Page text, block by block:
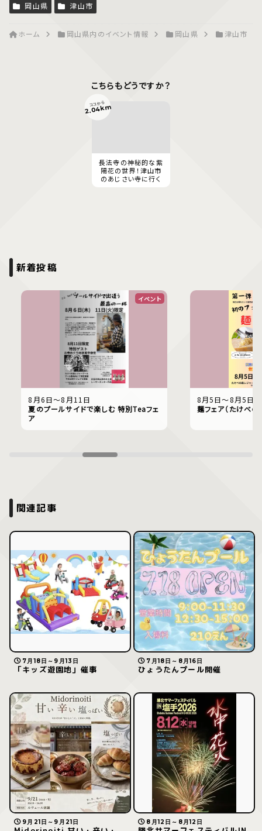
岡山県 津山市
ホーム 岡山県内のイベント情報 岡山県 津山市
こちらもどうですか？
長法寺の神秘的な紫
陽花の世界！津山市
のあじさい寺に行く
ココから
2.04km
新着投稿
イベント
8月6日〜8月11日
夏のプールサイドで楽しむ 特別Teaフェ
ア
8月5日〜8月5日
麺フェア（たけべ
関連記事
7月18日～9月13日
「キッズ遊園地」催事
7月18日～8月16日
ひょうたんプール開催
9月21日～9月21日 8月12日～8月12日